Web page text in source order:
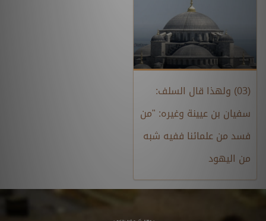
(03) ولهذا قال السلف:
سفيان بن عيينة وغيره: "من
فسد من علمائنا ففيه شبه
من اليهود